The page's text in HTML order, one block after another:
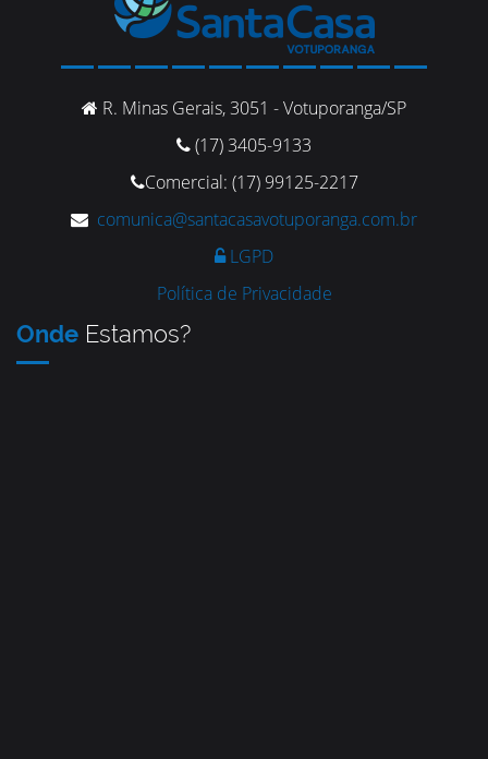
R. Minas Gerais, 3051 - Votuporanga/SP
(17) 3405-9133
Comercial: (17) 99125-2217
comunica@santacasavotuporanga.com.br
LGPD
Política de Privacidade
Onde Estamos?